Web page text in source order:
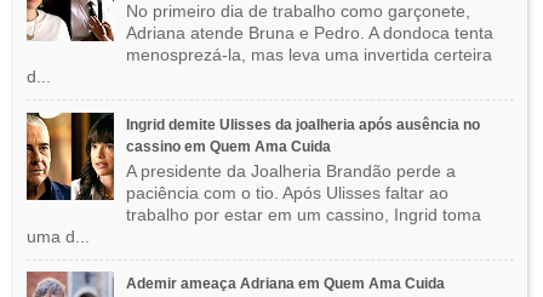
No primeiro dia de trabalho como garçonete,
Adriana atende Bruna e Pedro. A dondoca tenta
menosprezá-la, mas leva uma invertida certeira
d...
Ingrid demite Ulisses da joalheria após ausência no
cassino em Quem Ama Cuida
A presidente da Joalheria Brandão perde a
paciência com o tio. Após Ulisses faltar ao
trabalho por estar em um cassino, Ingrid toma
uma d...
Ademir ameaça Adriana em Quem Ama Cuida